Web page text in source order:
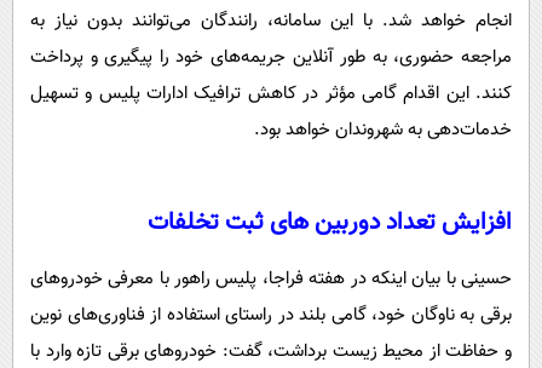
انجام خواهد شد. با این سامانه، رانندگان می‌توانند بدون نیاز به
مراجعه حضوری، به طور آنلاین جریمه‌های خود را پیگیری و پرداخت
کنند. این اقدام گامی مؤثر در کاهش ترافیک ادارات پلیس و تسهیل
خدمات‌دهی به شهروندان خواهد بود.
افزایش تعداد دوربین های ثبت تخلفات
حسینی با بیان اینکه در هفته فراجا، پلیس راهور با معرفی خودروهای
برقی به ناوگان خود، گامی بلند در راستای استفاده از فناوری‌های نوین
و حفاظت از محیط زیست برداشت، گفت: خودروهای برقی تازه وارد با